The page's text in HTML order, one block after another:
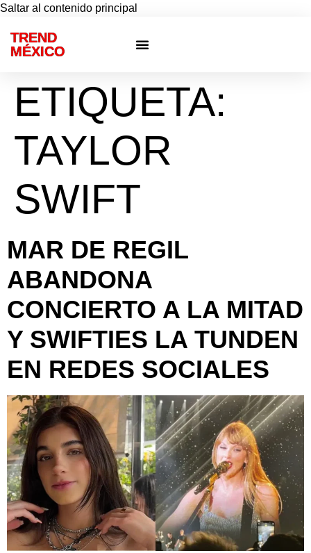
Saltar al contenido principal
TREND
MÉXICO
ETIQUETA:
TAYLOR
SWIFT
MAR DE REGIL
ABANDONA
CONCIERTO A LA MITAD
Y SWIFTIES LA TUNDEN
EN REDES SOCIALES